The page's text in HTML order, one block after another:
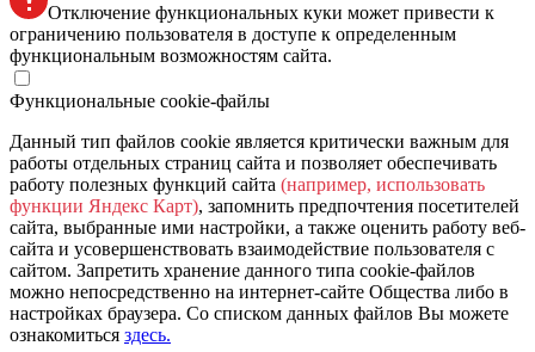
Отключение функциональных куки может привести к
ограничению пользователя в доступе к определенным
функциональным возможностям сайта.
Функциональные cookie-файлы
Данный тип файлов cookie является критически важным для
работы отдельных страниц сайта и позволяет обеспечивать
работу полезных функций сайта (например, использовать
функции Яндекс Карт), запомнить предпочтения посетителей
сайта, выбранные ими настройки, а также оценить работу веб-
сайта и усовершенствовать взаимодействие пользователя с
сайтом. Запретить хранение данного типа cookie-файлов
можно непосредственно на интернет-сайте Общества либо в
настройках браузера. Со списком данных файлов Вы можете
ознакомиться здесь.